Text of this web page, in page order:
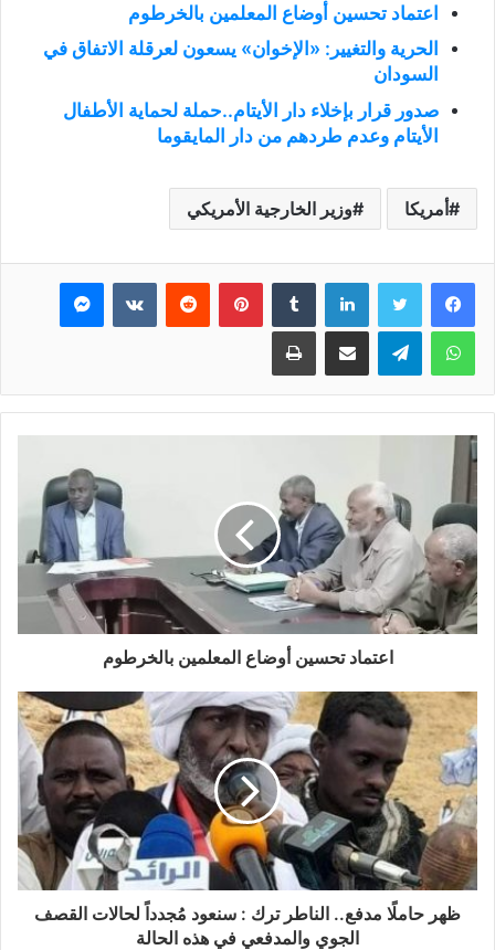
اعتماد تحسين أوضاع المعلمين بالخرطوم
الحرية والتغيير: «الإخوان» يسعون لعرقلة الاتفاق في
السودان
صدور قرار بإخلاء دار الأيتام..حملة لحماية الأطفال
الأيتام وعدم طردهم من دار المايقوما
أمريكا وزير الخارجية الأمريكي
فيسبوك تويتر لينكدإن بينتيريست ماسنجر
واتساب تيلقرام مشاركة عبر البريد طباعة
اعتماد تحسين أوضاع المعلمين بالخرطوم
ظهر حاملًا مدفع.. الناطر ترك : سنعود مُجدداً لحالات القصف
الجوي والمدفعي في هذه الحالة